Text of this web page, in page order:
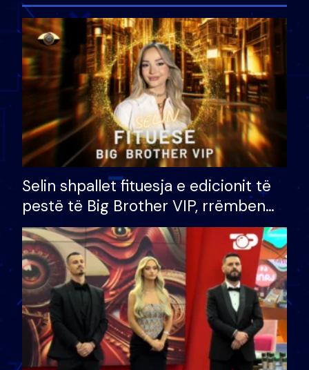
Selin shpallet fituesja e edicionit të
pestë të Big Brother VIP, rrëmben
çmimin e madh prej 100 mijë eurosh